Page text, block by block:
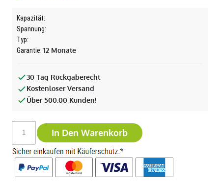
Kapazität:
Spannung:
Typ:
Garantie: 12 Monate
30 Tag Rückgaberecht
Kostenloser Versand
Über 500.00 Kunden!
In Den Warenkorb